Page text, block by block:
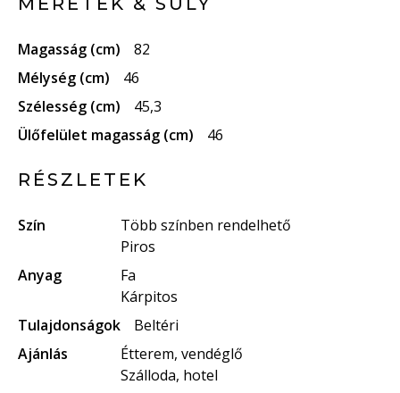
Magasság (cm)
82
Mélység (cm)
46
Szélesség (cm)
45,3
Ülőfelület magasság (cm)
46
RÉSZLETEK
Szín
Több színben rendelhető
Piros
Anyag
Fa
Kárpitos
Tulajdonságok
Beltéri
Ajánlás
Étterem, vendéglő
Szálloda, hotel